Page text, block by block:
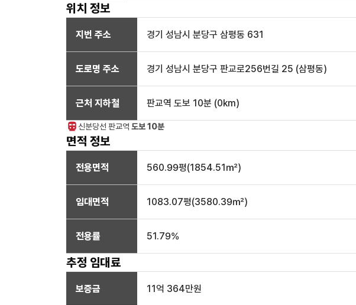
위치 정보
지번 주소 경기 성남시 분당구 삼평동 631
도로명 주소 경기 성남시 분당구 판교로256번길 25 (삼평동)
근처 지하철 판교역 도보 10분 (0km)
신분당선 판교역 도보 10분
면적 정보
전용면적 560.99평(1854.51㎡)
임대면적 1083.07평(3580.39㎡)
전용률 51.79%
추정 임대료
보증금 11억 364만원